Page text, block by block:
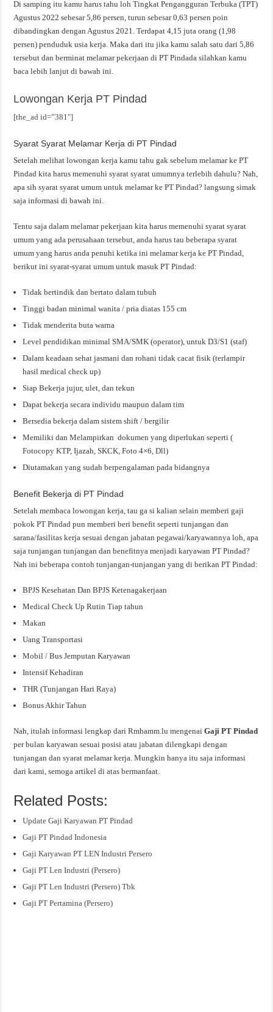
Di samping itu kamu harus tahu loh Tingkat Pengangguran Terbuka (TPT)
Agustus 2022 sebesar 5,86 persen, turun sebesar 0,63 persen poin
dibandingkan dengan Agustus 2021. Terdapat 4,15 juta orang (1,98
persen) penduduk usia kerja. Maka dari itu jika kamu salah satu dari 5,86
tersebut dan berminat melamar pekerjaan di PT Pindada silahkan kamu
baca lebih lanjut di bawah ini.
Lowongan Kerja PT Pindad
[the_ad id=”381″]
Syarat Syarat Melamar Kerja di PT Pindad
Setelah melihat lowongan kerja kamu tahu gak sebelum melamar ke PT
Pindad kita harus memenuhi syarat syarat umumnya terlebih dahulu? Nah,
apa sih syarat syarat umum untuk melamar ke PT Pindad? langsung simak
saja informasi di bawah ini.
Tentu saja dalam melamar pekerjaan kita harus memenuhi syarat syarat
umum yang ada perusahaan tersebut, anda harus tau beberapa syarat
umum yang harus anda penuhi ketika ini melamar kerja ke PT Pindad,
berikut ini syarat-syarat umum untuk masuk PT Pindad:
Tidak bertindik dan bertato dalam tubuh
Tinggi badan minimal wanita / pria diatas 155 cm
Tidak menderita buta warna
Level pendidikan minimal SMA/SMK (operator), untuk D3/S1 (staf)
Dalam keadaan sehat jasmani dan rohani tidak cacat fisik (terlampir
hasil medical check up)
Siap Bekerja jujur, ulet, dan tekun
Dapat bekerja secara individu maupun dalam tim
Bersedia bekerja dalam sistem shift / bergilir
Memiliki dan Melampirkan dokumen yang diperlukan seperti (
Fotocopy KTP, Ijazah, SKCK, Foto 4×6, Dll)
Diutamakan yang sudah berpengalaman pada bidangnya
Benefit Bekerja di PT Pindad
Setelah membaca lowongan kerja, tau ga si kalian selain memberi gaji
pokok PT Pindad pun memberi beri benefit seperti tunjangan dan
sarana/fasilitas kerja sesuai dengan jabatan pegawai/karyawannya loh, apa
saja tunjangan tunjangan dan benefitnya menjadi karyawan PT Pindad?
Nah ini beberapa contoh tunjangan-tunjangan yang di berikan PT Pindad:
BPJS Kesehatan Dan BPJS Ketenagakerjaan
Medical Check Up Rutin Tiap tahun
Makan
Uang Transportasi
Mobil / Bus Jemputan Karyawan
Intensif Kehadiran
THR (Tunjangan Hari Raya)
Bonus Akhir Tahun
Nah, itulah informasi lengkap dari Rmhamm.lu mengenaiGaji PT Pindad
per bulan karyawan sesuai posisi atau jabatan dilengkapi dengan
tunjangan dan syarat melamar kerja. Mungkin hanya itu saja informasi
dari kami, semoga artikel di atas bermanfaat.
Related Posts:
Update Gaji Karyawan PT Pindad
Gaji PT Pindad Indonesia
Gaji Karyawan PT LEN Industri Persero
Gaji PT Len Industri (Persero)
Gaji PT Len Industri (Persero) Tbk
Gaji PT Pertamina (Persero)